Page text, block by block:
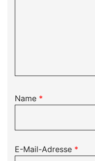
Name *
E-Mail-Adresse *